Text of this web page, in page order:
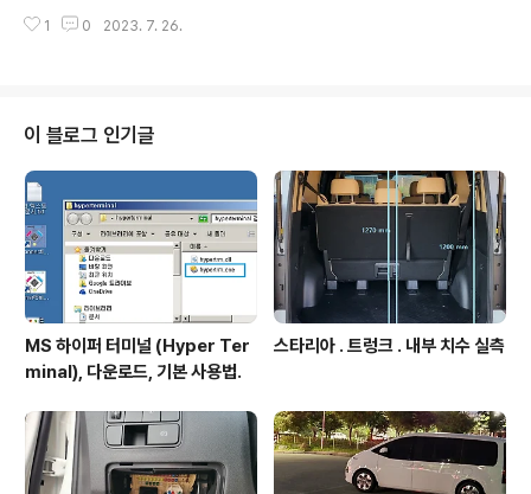
9개 중 어느 것도 아닌 경우에는 파워온 / 파워실패 /브라
사유 코드에서 확인 방법 nRF52 리셋 사유 확인 코드 mai
n() { APP_ERROR_CHECK(NRF_LOG_INIT(NULL));
NRF_LOG_DEFAULT_BACKENDS_INIT(); uint32_t
ui32_reset_reason =..
1 0 2023. 7. 26.
이 블로그 인기글
MS 하이퍼 터미널 (Hyper Ter
minal), 다운로드, 기본 사용법.
스타리아 . 트렁크 . 내부 치수 실측